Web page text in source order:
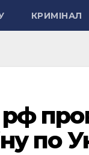
КРИМІНАЛ
по